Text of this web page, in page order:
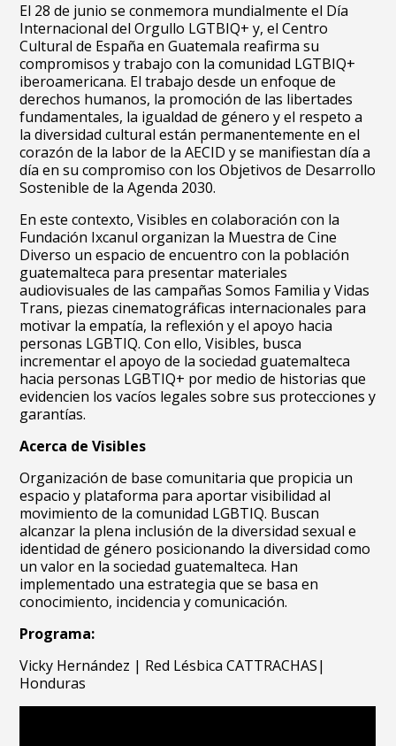
El 28 de junio se conmemora mundialmente el Día
Internacional del Orgullo LGTBIQ+ y, el Centro
Cultural de España en Guatemala reafirma su
compromisos y trabajo con la comunidad LGTBIQ+
iberoamericana. El trabajo desde un enfoque de
derechos humanos, la promoción de las libertades
fundamentales, la igualdad de género y el respeto a
la diversidad cultural están permanentemente en el
corazón de la labor de la AECID y se manifiestan día a
día en su compromiso con los Objetivos de Desarrollo
Sostenible de la Agenda 2030.
En este contexto, Visibles en colaboración con la
Fundación Ixcanul organizan la Muestra de Cine
Diverso un espacio de encuentro con la población
guatemalteca para presentar materiales
audiovisuales de las campañas Somos Familia y Vidas
Trans, piezas cinematográficas internacionales para
motivar la empatía, la reflexión y el apoyo hacia
personas LGBTIQ. Con ello, Visibles, busca
incrementar el apoyo de la sociedad guatemalteca
hacia personas LGBTIQ+ por medio de historias que
evidencien losvacíos legales sobre sus protecciones y
garantías.
Acerca de Visibles
Organización de base comunitaria que propicia un
espacio y plataforma para aportar visibilidad al
movimiento de la comunidad LGBTIQ. Buscan
alcanzar la plena inclusión de la diversidad sexual e
identidad de género posicionando la diversidad como
un valor en la sociedad guatemalteca. Han
implementado una estrategia que se basa en
conocimiento, incidencia y comunicación.
Programa:
Vicky Hernández | Red Lésbica CATTRACHAS|
Honduras